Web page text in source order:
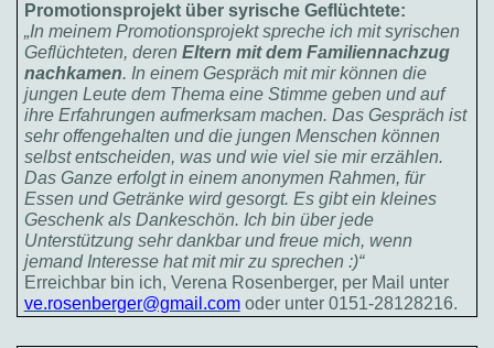
Promotionsprojekt über syrische Geflüchtete:
„In meinem Promotionsprojekt spreche ich mit syrischen
Geflüchteten, deren Eltern mit dem Familiennachzug
nachkamen. In einem Gespräch mit mir können die
jungen Leute dem Thema eine Stimme geben und auf
ihre Erfahrungen aufmerksam machen. Das Gespräch ist
sehr offengehalten und die jungen Menschen können
selbst entscheiden, was und wie viel sie mir erzählen.
Das Ganze erfolgt in einem anonymen Rahmen, für
Essen und Getränke wird gesorgt. Es gibt ein kleines
Geschenk als Dankeschön. Ich bin über jede
Unterstützung sehr dankbar und freue mich, wenn
jemand Interesse hat mit mir zu sprechen :)“
Erreichbar bin ich, Verena Rosenberger, per Mail unter
ve.rosenberger@gmail.comoder unter 0151-28128216.